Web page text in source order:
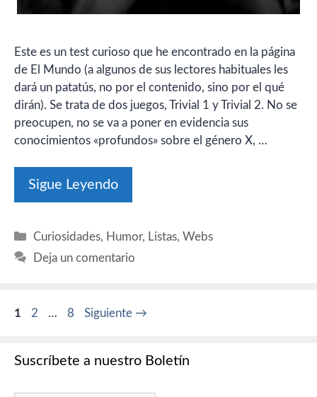
Este es un test curioso que he encontrado en la página
de El Mundo (a algunos de sus lectores habituales les
dará un patatús, no por el contenido, sino por el qué
dirán). Se trata de dos juegos, Trivial 1 y Trivial 2. No se
preocupen, no se va a poner en evidencia sus
conocimientos «profundos» sobre el género X, …
Sigue Leyendo
Categorías
Curiosidades, Humor, Listas,Webs
Deja un comentario
Página
1 Página
2 … Página
8 Siguiente →
Suscríbete a nuestro Boletín